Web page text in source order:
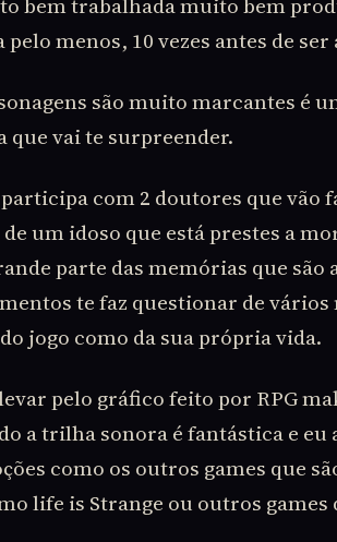
menos, 10 vezes antes de
são muito marcantes é
que vai te surpreender.
com 2 doutores que
um idoso que está prestes a
parte das memórias que são
te faz questionar de
jogo como da sua própria vida.
pelo gráfico feito por RPG
a trilha sonora é fantástica e eu
como os outros games que
life is Strange ou outros games